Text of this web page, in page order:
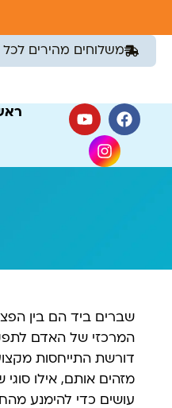
משלוחים מהירים
שברים ביד הם בין
המרכזי של האדם
דורשת התייחסות
מזהים אותם, אילו
עושים כדי להימנע